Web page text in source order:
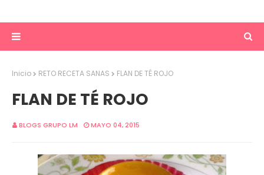
Inicio RETO RECETA SANAS FLAN DE TÉ ROJO
FLAN DE TÉ ROJO
BLOGS GRUPO LM MAYO 04, 2015